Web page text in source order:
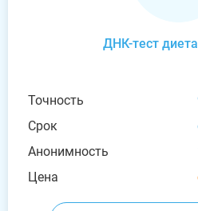
ДНК-тест
Точность
Срок
Анонимность
Цена